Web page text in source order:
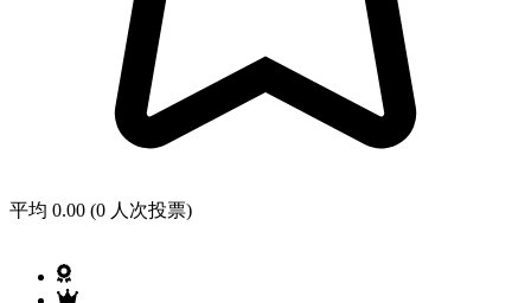
平均 0.00 (0 人次投票)